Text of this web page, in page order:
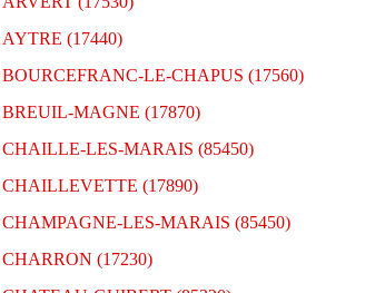
AYTRE (17440)
BOURCEFRANC-LE-CHAPUS (17560)
BREUIL-MAGNE (17870)
CHAILLE-LES-MARAIS (85450)
CHAILLEVETTE (17890)
CHAMPAGNE-LES-MARAIS (85450)
CHARRON (17230)